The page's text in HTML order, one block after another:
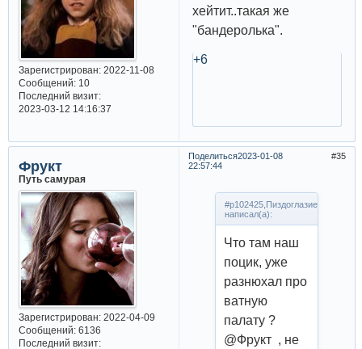
Зарегистрирован: 2022-11-08
Сообщений:10
Последний визит:
2023-03-12 14:16:37
хейтит..такая же
"бандеролька".
+6
Поделиться 35
2023-01-08
22:57:44
Фрукт
Путь самурая
Зарегистрирован: 2022-04-09
Сообщений:6136
Последний визит:
#p102425,Пиздоглазие
написал(а):
Что там наш
поцик, уже
разнюхал про
ватную
палату ?
@Фрукт , не